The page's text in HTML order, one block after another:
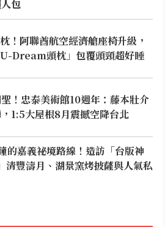
包
！阿聯酋航空經濟艙座椅升級，
Dream頭枕」包覆頭頸超好睡
！忠泰美術館10週年：藤本壯介
1:5大屋根8月震撼空降台北
的嘉義祕境路線！造訪「台版神
清豐濤月、湖景窯烤披薩與人氣私